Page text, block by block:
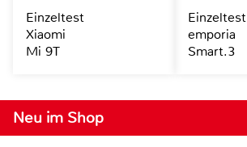
Neu im Shop
Einzeltest
Xiaomi
Mi 9T
Einzeltest
emporia
Smart.3